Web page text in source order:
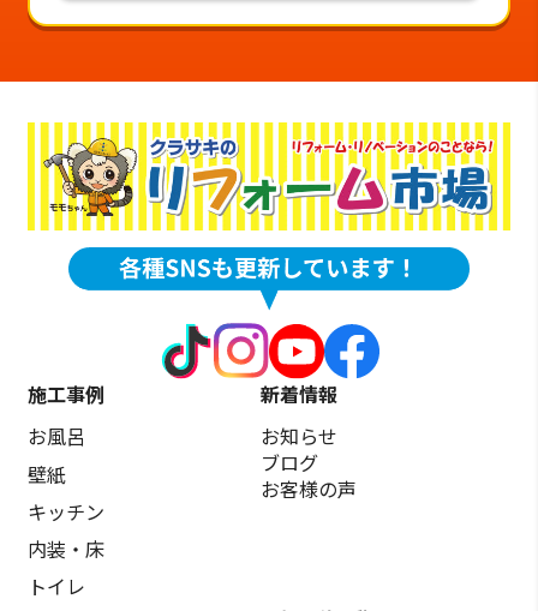
施工事例
お風呂
壁紙
キッチン
内装・床
トイレ
新着情報
お知らせ
ブログ
お客様の声